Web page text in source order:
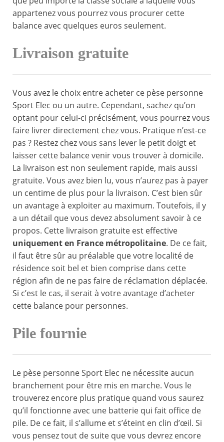
appartenez vous pourrez vous procurer cette
balance avec quelques euros seulement.
Livraison gratuite
Vous avez le choix entre acheter ce pèse personne
Sport Elec ou un autre. Cependant, sachez qu’on
optant pour celui-ci précisément, vous pourrez vous
faire livrer directement chez vous. Pratique n’est-ce
pas ? Restez chez vous sans lever le petit doigt et
laisser cette balance venir vous trouver à domicile.
La livraison est non seulement rapide, mais aussi
gratuite. Vous avez bien lu, vous n’aurez pas à payer
un centime de plus pour la livraison. C’est bien sûr
un avantage à exploiter au maximum. Toutefois, il y
a un détail que vous devez absolument savoir à ce
propos. Cette livraison gratuite est effective
uniquement en France métropolitaine. De ce fait,
il faut être sûr au préalable que votre localité de
résidence soit bel et bien comprise dans cette
région afin de ne pas faire de réclamation déplacée.
Si c’est le cas, il serait à votre avantage d’acheter
cette balance pour personnes.
Pile fournie
Le pèse personne Sport Elec ne nécessite aucun
branchement pour être mis en marche. Vous le
trouverez encore plus pratique quand vous saurez
qu’il fonctionne avec une batterie qui fait office de
pile. De ce fait, il s’allume et s’éteint en clin d’œil. Si
vous pensez tout de suite que vous devrez encore